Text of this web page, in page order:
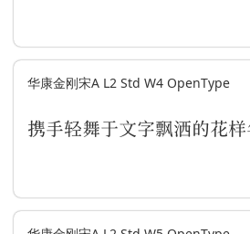
华康金刚宋A L2 Std W4 OpenType
携手轻舞于文字飘洒的花样